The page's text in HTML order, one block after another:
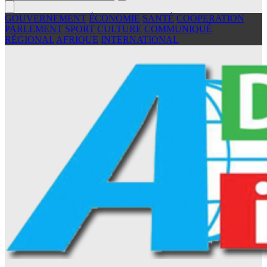
GOUVERNEMENT ÉCONOMIE SANTÉ COOPERATION
PARLEMENT SPORT CULTURE COMMUNIQUÉ
RÉGIONAL AFRIQUE INTERNATIONAL